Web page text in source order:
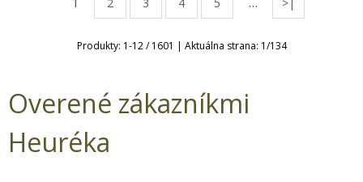
Produkty: 1-12/1601 | Aktuálna strana: 1/134
Overené zákazníkmi
Heuréka